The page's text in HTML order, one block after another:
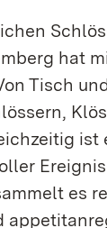
hat
Tisch
ist
es